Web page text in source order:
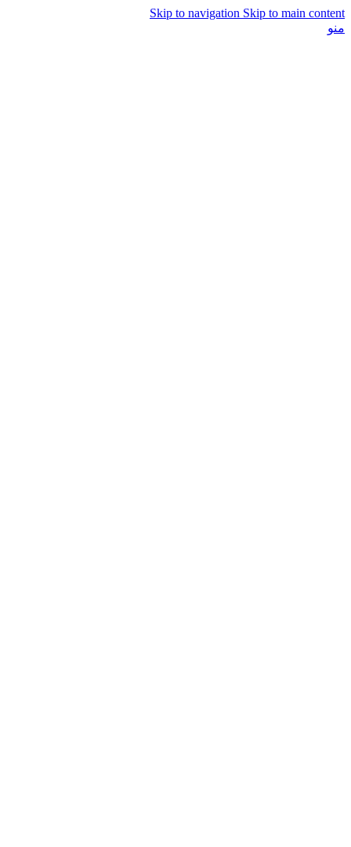
Skip to navigation Skip to main content
منو